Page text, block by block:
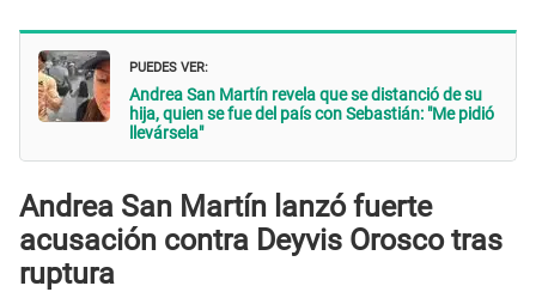
PUEDES VER:
Andrea San Martín revela que se distanció de su
hija, quien se fue del país con Sebastián: "Me pidió
llevársela"
Andrea San Martín lanzó fuerte
acusación contra Deyvis Orosco tras
ruptura